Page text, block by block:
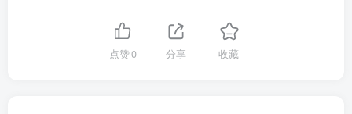
点赞0 分享 收藏